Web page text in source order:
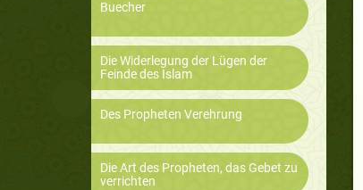
Buecher
Die Widerlegung der Lügen der
Feinde des Islam
Des Propheten Verehrung
Die Art des Propheten, das Gebet zu
verrichten